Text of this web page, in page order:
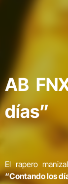
AB
días”
El rapero
“Contando los